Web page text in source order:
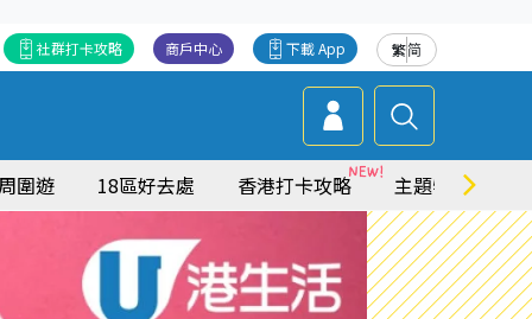
繁简
下載 App
商戶中心
社群打卡攻略
圍遊 18區好去處 香港打卡攻略 主題特集